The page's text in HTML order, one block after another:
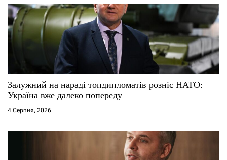
Залужний на нараді топдипломатів розніс НАТО:
Україна вже далеко попереду
4 Серпня, 2026